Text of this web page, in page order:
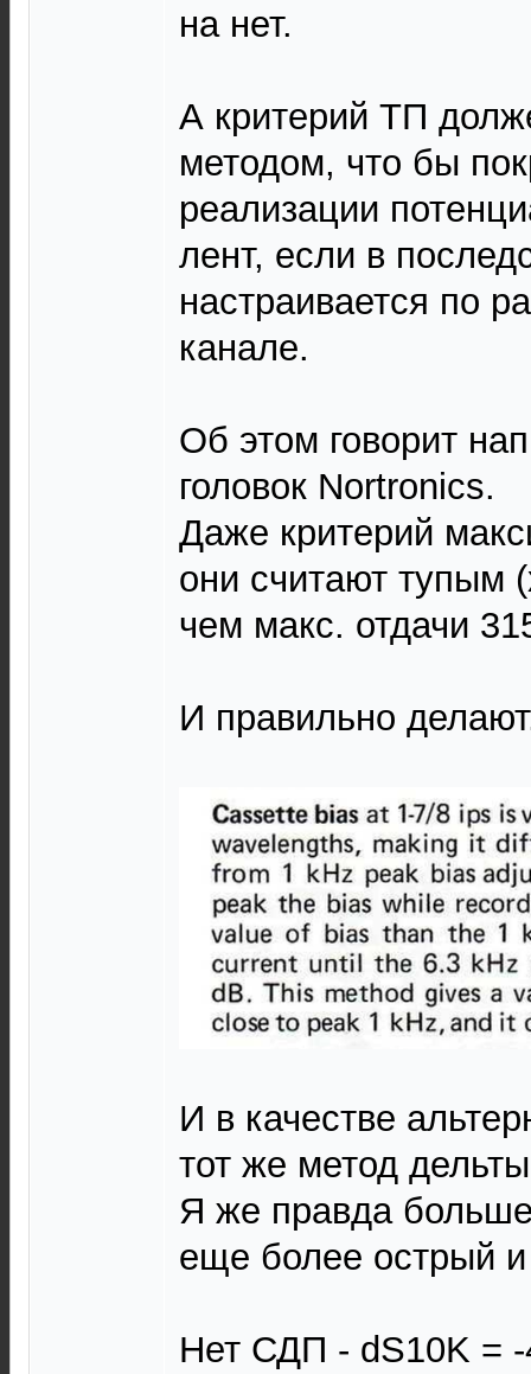
на нет.
А критерий ТП
методом, что бы
реализации
лент, если в
настраивается по
канале.
Об этом говорит
головок Nortronics.
Даже критерий
они считают тупым
чем макс. отдачи
И правильно
И в качестве
тот же метод
Я же правда
еще более острый
Нет СДП - dS10K =